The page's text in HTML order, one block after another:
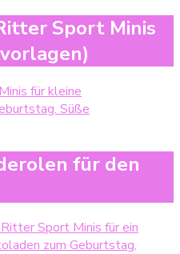
Sport Minis
für den